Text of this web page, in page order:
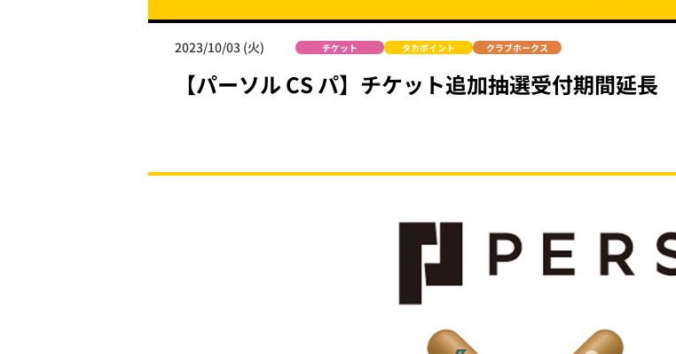
2023/10/03 (火) チケット タカポイント クラブホークス
【パーソル CS パ】チケット追加抽選受付期間延長